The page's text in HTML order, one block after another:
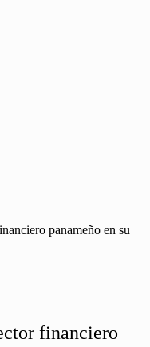
panameño en su
financiero